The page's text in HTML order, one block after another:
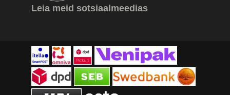
Leia meid sotsiaalmeedias